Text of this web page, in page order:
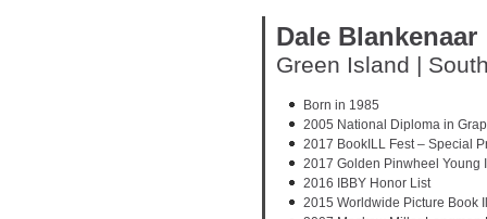
Dale Blankenaar
Green Island |
Born in 1985
2005 National Diploma in
2017 BookILL Fest – Special
2017 Golden Pinwheel Young
2016 IBBY Honor List
2015 Worldwide Picture Book